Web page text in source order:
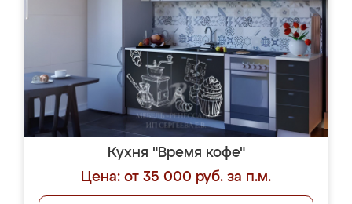
Кухня "Время кофе"
Цена: от 35 000 руб. за п.м.